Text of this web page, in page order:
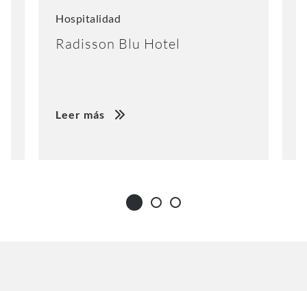
Hospitalidad
Radisson Blu Hotel
Leer más